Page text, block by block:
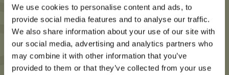
We use cookies to personalise content and ads, to
provide social media features and to analyse our traffic.
We also share information about your use of our site with
our social media, advertising and analytics partners who
may combine it with other information that you’ve
provided to them or that they’ve collected from your use